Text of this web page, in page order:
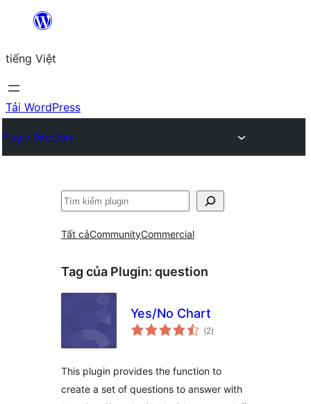
Chuyển
phần
nội
dung
tiếng Việt
Tải WordPress
Plugin Directory
Tìm
Tất cảCommunityCommercial
Tag của Plugin: question
Yes/No Chart
(2tổng
đánh
)
This plugin provides the function to
create a set of questions to answer with